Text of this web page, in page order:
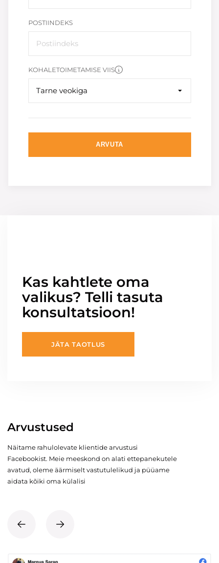
POSTIINDEKS
KOHALETOIMETAMISE VIIS
Tarne veokiga
ARVUTA
Kas kahtlete oma
valikus? Telli tasuta
konsultatsioon!
JÄTA TAOTLUS
Arvustused
Näitame rahulolevate klientide arvustusi
Facebookist. Meie meeskond on alati ettepanekutele
avatud, oleme äärmiselt vastutulelikud ja püüame
aidata kõiki oma külalisi